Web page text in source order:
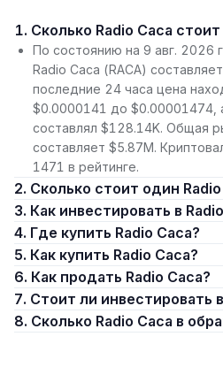
1. Сколько Radio Caca
По состоянию на 9 авг. 2026
Radio Caca (RACA)
последние 24 часа цена
$0.0000141 до $0.00001474,
составлял $128.14K. Общая
составляет $5.87M.
1471 в рейтинге.
2. Сколько стоит один
3. Как инвестировать в
4. Где купить Radio Caca?
5. Как купить Radio Caca?
6. Как продать Radio Caca?
7. Стоит ли инвестировать
8. Сколько Radio Caca в